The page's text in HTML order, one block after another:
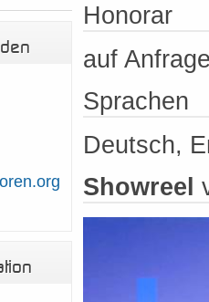
Honorar
auf
Sprachen
Deutsch,
Showreel